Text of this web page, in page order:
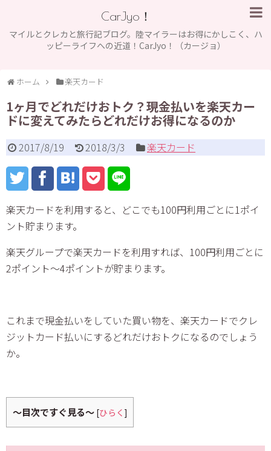
CarJyo！
マイルとクレカと旅行記ブログ。陸マイラーはお得にかしこく、ハ
ッピーライフへの近道！CarJyo！（カージョ）
ホーム 楽天カード
1ヶ月でどれだけおトク？現金払いを楽天カー
ドに変えてみたらどれだけお得になるのか
2017/8/19 2018/3/3 楽天カード
楽天カードを利用すると、どこでも100円利用ごとに1ポイ
ント貯まります。
楽天グループで楽天カードを利用すれば、100円利用ごとに
2ポイント～4ポイントが貯まります。
これまで現金払いをしていた買い物を、楽天カードでクレ
ジットカード払いにするどれだけおトクになるのでしょう
か。
～目次ですぐ見る～ [ひらく ]